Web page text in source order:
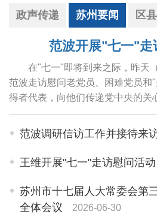
政声传递 苏州要闻 区
范波开展"七一"走
在"七一"即将到来之际，昨天
范波走访慰问老党员、困难党员和
得者代表，向他们传递党中央的关
员和党务工作者致以诚挚问候。老
革命工作，期颐之年仍关心苏州各
范波调研信访工作并接待来
王维开展"七一"走访慰问活动
苏州市十七届人大常委会第
全体会议
2026-06-30